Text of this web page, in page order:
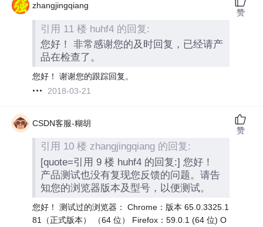
zhangjingqiang
引用 11 楼 huhf4 的回复:
您好！ 非常感谢您的及时回复，已经请产
品在检查了。
您好！ 谢谢您的跟踪回复。
2018-03-21
赞
CSDN客服-糊胡
引用 10 楼 zhangjingqiang 的回复:
[quote=引用 9 楼 huhf4 的回复:] 您好！
产品测试也没有复现您反馈的问题。请告
知您的浏览器版本及型号，以便测试。
您好！ 测试过的浏览器： Chrome：版本 65.0.3325.1
81（正式版本） （64 位） Firefox：59.0.1 (64 位) O
赞